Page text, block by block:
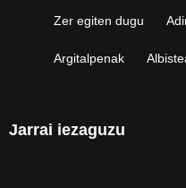
Zer egiten dugu
Argitalpenak
Jarrai iezaguzu